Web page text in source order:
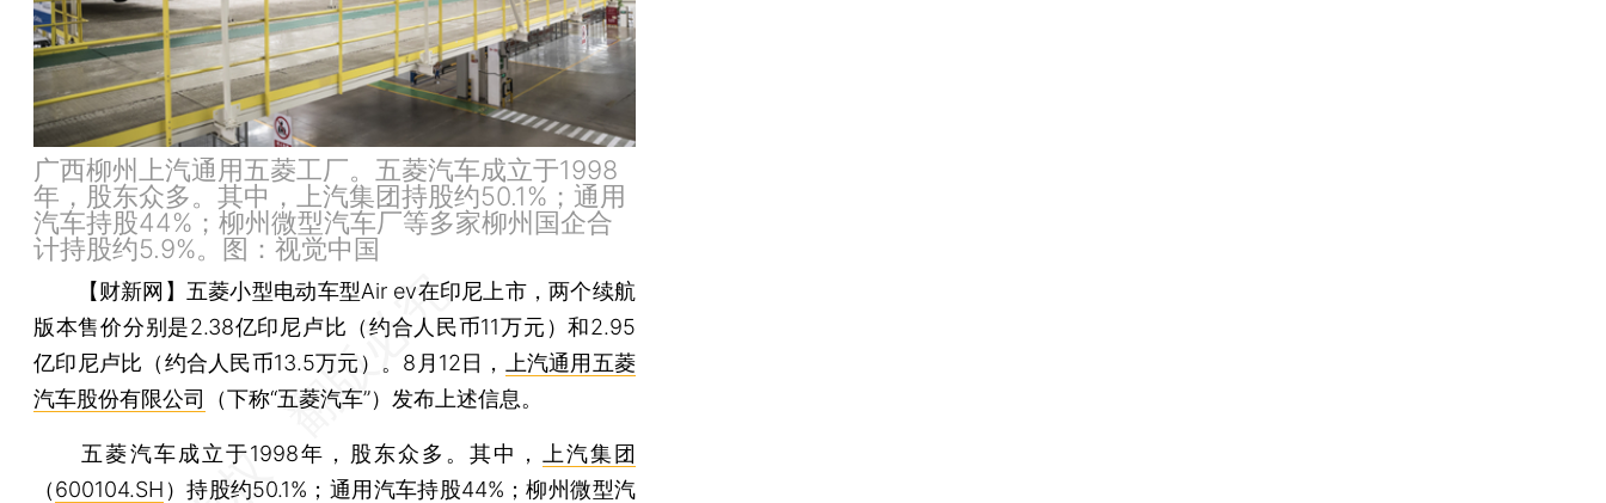
广西柳州上汽通用五菱工厂。五菱汽车成立于1998
年，股东众多。其中，上汽集团持股约50.1%；通用
汽车持股44%；柳州微型汽车厂等多家柳州国企合
计持股约5.9%。图：视觉中国
【财新网】 五菱小型电动车型Air ev在印尼上市，两个续航
版本售价分别是2.38亿印尼卢比（约合人民币11万元）和2.95
亿印尼卢比（约合人民币13.5万元）。8月12日，
上汽通用五菱
汽车股份有限公司
（下称“五菱汽车”）发布上述信息。
五菱汽车成立于1998年，股东众多。其中，
上汽集团
（600104.SH ）持股约50.1%；通用汽车持股44%；柳州微型汽